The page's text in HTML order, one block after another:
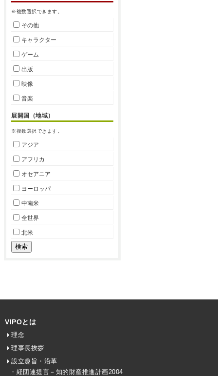
※複数選択できます。
その他
キャラクター
ゲーム
出版
映像
音楽
展開国（地域）
※複数選択できます。
アジア
アフリカ
オセアニア
ヨーロッパ
中南米
全世界
北米
VIPOとは
理念
理事長挨拶
設立趣旨・沿革
・経団連提言－知的財産推進計画2004